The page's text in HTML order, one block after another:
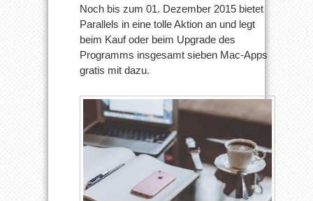
Upgrade
von
Parallels
Desktop
Noch bis zum 01. Dezember 2015 bietet
Parallels in eine tolle Aktion an und legt
beim Kauf oder beim Upgrade des
Programms insgesamt sieben Mac-Apps
gratis mit dazu.